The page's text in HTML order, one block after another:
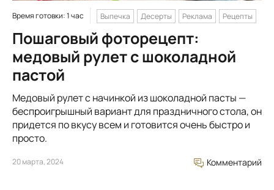
Время готовки: 1 час Выпечка Десерты Реклама Рецепты
Пошаговый фоторецепт:
медовый рулет с шоколадной
пастой
Медовый рулет с начинкой из шоколадной пасты —
беспроигрышный вариант для праздничного стола, он
придется по вкусу всем и готовится очень быстро и
просто.
20 марта, 2024 Комментарий